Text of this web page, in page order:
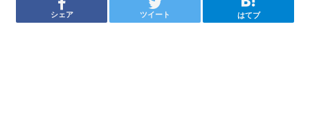
シェア ツイート はてブ